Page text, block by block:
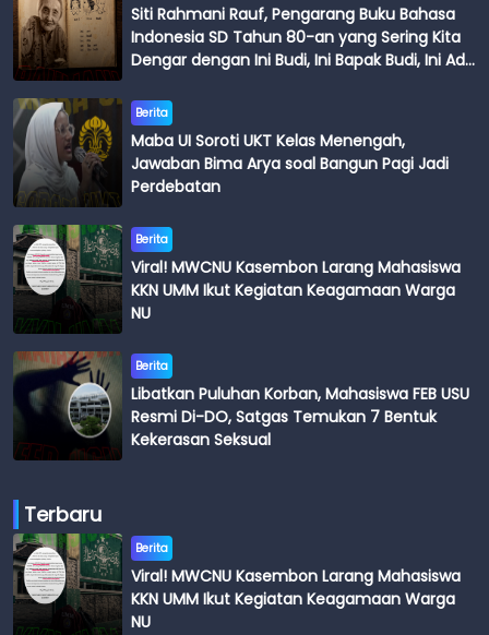
Siti Rahmani Rauf, Pengarang Buku Bahasa
Indonesia SD Tahun 80-an yang Sering Kita
Dengar dengan Ini Budi, Ini Bapak Budi, Ini Adik
Berita
Maba UI Soroti UKT Kelas Menengah,
Jawaban Bima Arya soal Bangun Pagi Jadi
Perdebatan
Berita
Viral! MWCNU Kasembon Larang Mahasiswa
KKN UMM Ikut Kegiatan Keagamaan Warga
NU
Berita
Libatkan Puluhan Korban, Mahasiswa FEB USU
Resmi Di-DO, Satgas Temukan 7 Bentuk
Kekerasan Seksual
Terbaru
Berita
Viral! MWCNU Kasembon Larang Mahasiswa
KKN UMM Ikut Kegiatan Keagamaan Warga
NU